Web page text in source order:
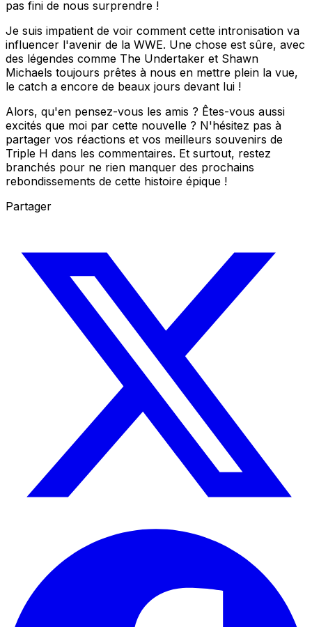
pas fini de nous surprendre !
Je suis impatient de voir comment cette intronisation va
influencer l'avenir de la WWE. Une chose est sûre, avec
des légendes comme The Undertaker et Shawn
Michaels toujours prêtes à nous en mettre plein la vue,
le catch a encore de beaux jours devant lui !
Alors, qu'en pensez-vous les amis ? Êtes-vous aussi
excités que moi par cette nouvelle ? N'hésitez pas à
partager vos réactions et vos meilleurs souvenirs de
Triple H dans les commentaires. Et surtout, restez
branchés pour ne rien manquer des prochains
rebondissements de cette histoire épique !
Partager